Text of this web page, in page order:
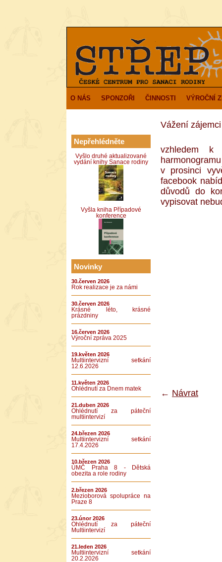
O NÁS SPONZOŘI ČINNOSTI VÝROČNÍ
Nepřehlédněte
Vyšlo druhé aktualizované
vydání knihy Sanace rodiny
Vyšla kniha Případové
konference
Novinky
30.červen 2026
Rok realizace je za námi
30.červen 2026
Krásné léto, krásné
prázdniny
16.červen 2026
Výroční zpráva 2025
19.květen 2026
Multiintervizní setkání
12.6.2026
11.květen 2026
Ohlédnutí za Dnem matek
21.duben 2026
Ohlédnutí za páteční
multiintervizí
24.březen 2026
Multiintervizní setkání
17.4.2026
10.březen 2026
ÚMČ Praha 8 - Dětská
obezita a role rodiny
2.březen 2026
Mezioborová spolupráce na
Praze 8
23.únor 2026
Ohlédnutí za páteční
Multiintervizí
21.leden 2026
Multiintervizní setkání
20.2.2026
Vážení
vzhledem k
v prosinci
facebook
důvodů do
vypisovat
← Návrat